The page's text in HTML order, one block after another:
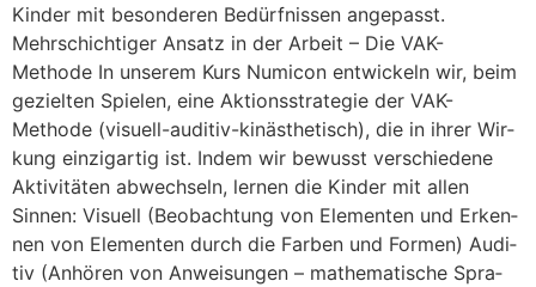
Kin­der mit beson­de­ren Bedürf­nis­sen angepasst.
Mehrschichtiger Ansatz in der Arbeit – Die VAK-
Methode In unse­rem Kurs Numi­con ent­wi­ckeln wir, beim
geziel­ten Spie­len, eine Akti­ons­stra­te­gie der VAK-
Methode (visuell-auditiv-kinästhetisch), die in ihrer Wir­
kung ein­zig­ar­tig ist. Indem wir bewusst ver­schie­de­ne
Akti­vi­tä­ten abwech­seln, ler­nen die Kin­der mit allen
Sinnen: Visu­ell (Beob­ach­tung von Ele­men­ten und Erken­
nen von Ele­men­ten durch die Far­ben und Formen) Audi­
tiv (Anhö­ren von Anwei­sun­gen – mathe­ma­ti­sche Spra­